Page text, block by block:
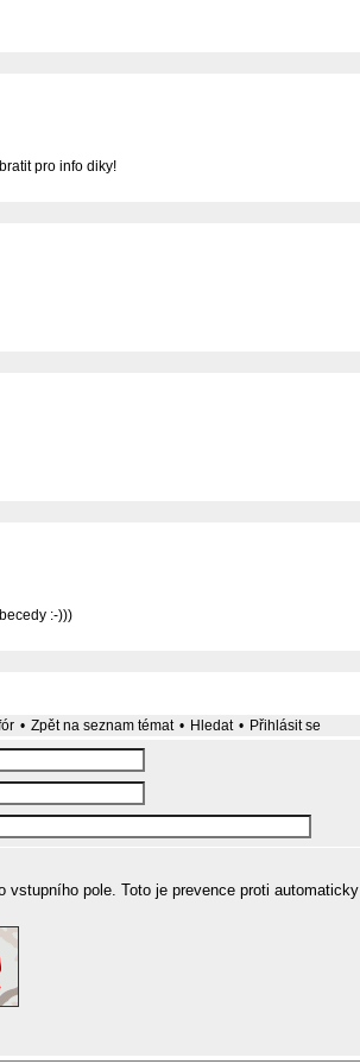
pro info diky!
:-)))
• Zpět na seznam témat • Hledat • Přihlásit se
vstupního pole. Toto je prevence proti automaticky